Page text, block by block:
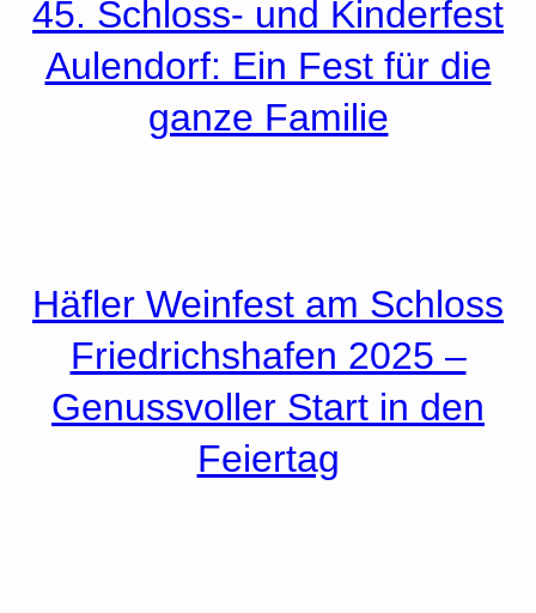
45. Schloss- und Kinderfest
Aulendorf: Ein Fest für die
ganze Familie
Häfler Weinfest am Schloss
Friedrichshafen 2025 –
Genussvoller Start in den
Feiertag